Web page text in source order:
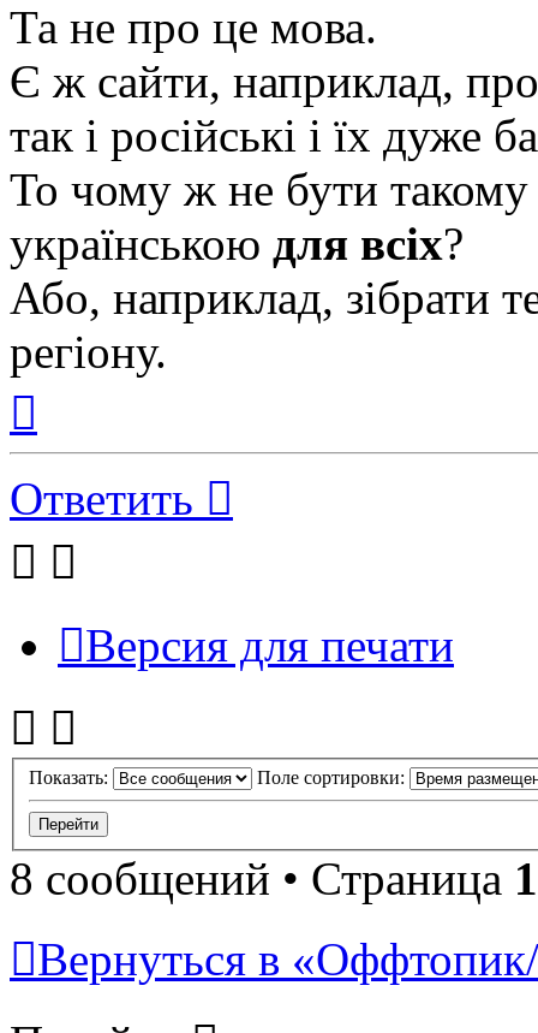
Та не про це мова.
Є ж сайти, наприклад,
так і російські і їх дуже
То чому ж не бути такому
українською для всіх?
Або, наприклад, зібрати
регіону.
началу
Ответить
Версия для печати
Показать: Поле сортировки:
8 сообщений • Страница 1
Вернуться в